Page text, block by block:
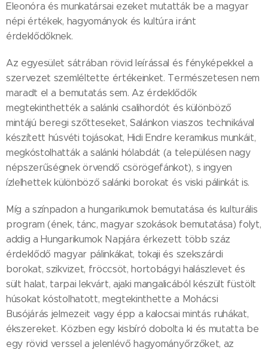
Eleonóra és munkatársai ezeket mutatták be a magyar
népi értékek, hagyományok és kultúra iránt
érdeklődőknek.
Az egyesület sátrában rövid leírással és fényképekkel a
szervezet szemléltette értékeinket. Természetesen nem
maradt el a bemutatás sem. Az érdeklődők
megtekinthették a salánki csalihordót és különböző
mintájú beregi szőtteseket, Salánkon viaszos technikával
készített húsvéti tojásokat, Hidi Endre keramikus munkáit,
megkóstolhatták a salánki hólabdát (a településen nagy
népszerűségnek örvendő csörögefánkot), s ingyen
ízlelhettek különböző salánki borokat és viski pálinkát is.
Míg a színpadon a hunga­rikumok bemutatása és kulturális
program (ének, tánc, magyar szokások bemutatása) folyt,
addig a Hungarikumok Napjára érkezett több száz
érdeklődő magyar pálinkákat, tokaji és szekszárdi
borokat, szikvizet, fröccsöt, hortobágyi halászlevet és
sült halat, tarpai lekvárt, ajaki mangalicából készült füstölt
húsokat kóstolhatott, megtekinthette a Mohácsi
Busójárás jelmezeit vagy épp a kalocsai mintás ruhákat,
ékszereket. Közben egy kisbíró dobolta ki és mutatta be
egy rövid verssel a jelenlévő hagyományőrzőket, az